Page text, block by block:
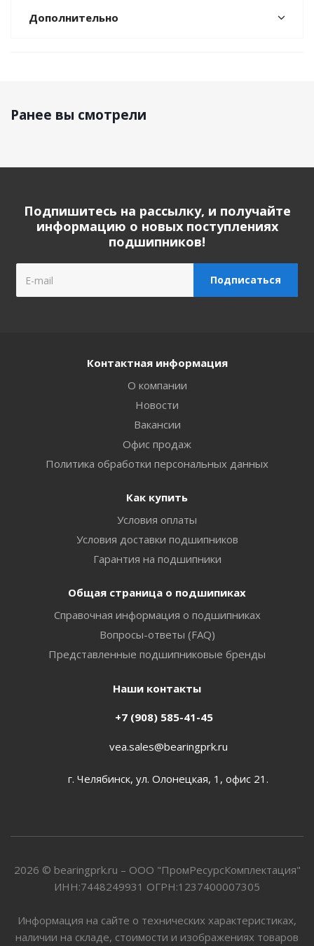
Дополнительно
Ранее вы смотрели
Подпишитесь на рассылку, и получайте
информацию о новых поступлениях
подшипников!
Контактная информация
О компании
Новости
Вакансии
Офис продаж
Политика обработки персональных данных
Как купить
Условия оплаты
Условия доставки подшипников
Гарантия на подшипники
Общая страница о подшипиках
Справочная информация о подшипниках
Вопросы-ответы (FAQ)
Представленные подшипниковые бренды
Наши контакты
+7 (908) 585-41-45
vea.sales@bearingprk.ru
г. Челябинск, ул. Олонецкая, 1, офис 21.
2026 © bearingprk.ru – ООО "ПромРесурсКомплектация"
ИНН:7448249931 ОГРН:1237400007305
Информация на сайте о технических характеристиках,
наличии на складе, стоимости и изображениях товаров